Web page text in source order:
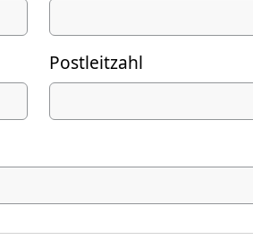
Postleitzahl